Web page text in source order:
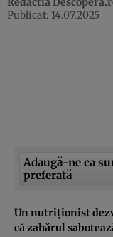
Publicat: 14.07.2025
Adaugă-ne ca
preferată
Un nutriționist
că zahărul